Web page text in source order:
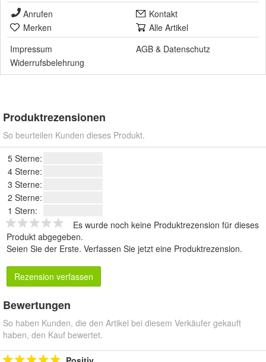
Anrufen
Kontakt
Merken
Alle Artikel
Impressum
AGB & Datenschutz
Widerrufsbelehrung
Produktrezensionen
So beurteilen Kunden dieses Produkt.
5 Sterne:
4 Sterne:
3 Sterne:
2 Sterne:
1 Stern:
Es wurde noch keine Produktrezension für dieses
Produkt abgegeben.
Seien Sie der Erste. Verfassen Sie jetzt eine Produktrezension.
Rezension verfassen
Bewertungen
So haben Kunden, die den Artikel bei diesem Verkäufer gekauft
haben, den Kauf bewertet.